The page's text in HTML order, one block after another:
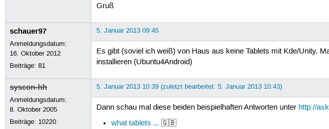
Gruß
schauer97
Anmeldungsdatum:
16. Oktober 2012
Beiträge:81
5. Januar 2013 09:45
Es gibt (soviel ich weiß) von Haus aus keine Tablets mit Kde/Unity.
installieren (Ubuntu4Android)
syscon-hh
Anmeldungsdatum:
8. Oktober 2005
Beiträge: 10220
5. Januar 2013 10:39 (zuletzt bearbeitet: 5. Januar 2013 10:43)
Dann schau mal diese beiden beispielhaften Antworten unter http://
what tablets ... 🇬🇧